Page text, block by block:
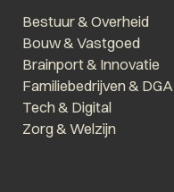
Bestuur & Overheid
Bouw & Vastgoed
Brainport & Innovatie
Familiebedrijven & DGA
Tech & Digital
Zorg & Welzijn